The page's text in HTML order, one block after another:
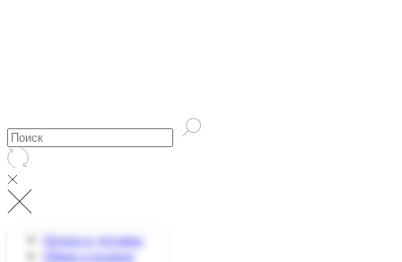
Оплата и доставка
Обмен и возврат